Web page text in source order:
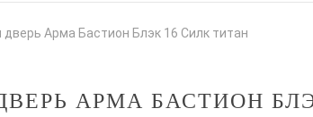
дверь Арма Бастион Блэк 16 Силк титан
АРМА БАСТИОН